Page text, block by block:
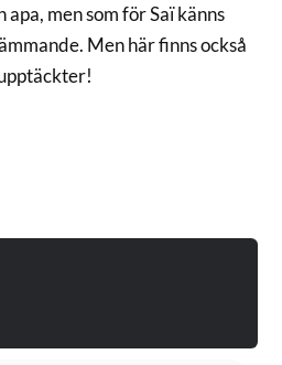
men som för Saï känns
Men här finns också